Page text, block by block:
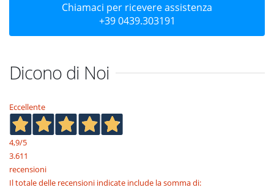
Chiamaci per ricevere assistenza
+39 0439.303191
Dicono di Noi
Eccellente
4,9/5
3.611
recensioni
Il totale delle recensioni indicate include la somma di: